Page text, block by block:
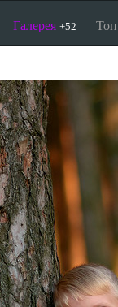
Галерея +52